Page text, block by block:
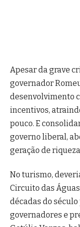
Apesar da grave
governador
desenvolvimento
incentivos,
pouco. E
governo liberal,
geração de
No turismo,
Circuito das
décadas do
governadores e